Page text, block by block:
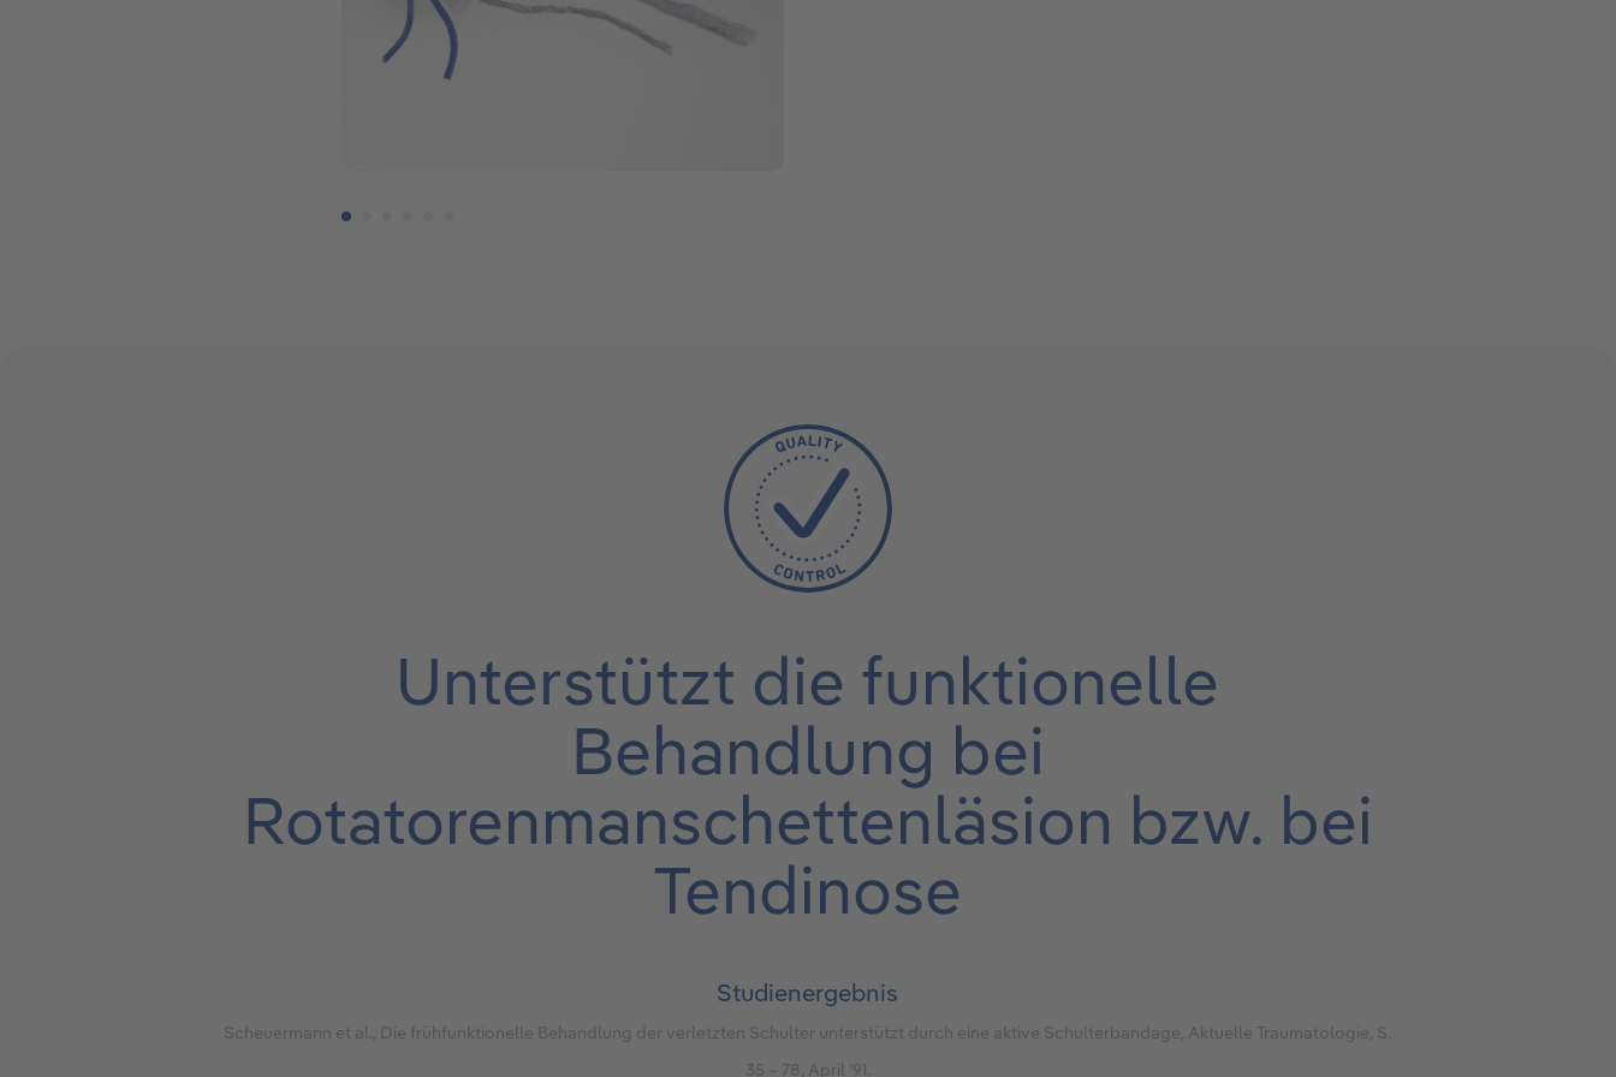
Unterstützt die funktionelle
Behandlung bei
Rotatorenmanschettenläsion bzw. bei
Tendinose
Studienergebnis
Scheuermann et al., Die frühfunktionelle Behandlung der verletzten Schulter unterstützt durch eine aktive Schulterbandage, Aktuelle Traumatologie, S.
35 – 78, April ’91.